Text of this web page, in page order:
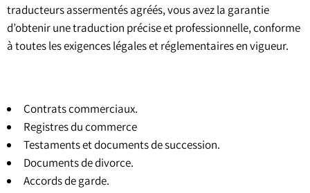
traducteurs assermentés agréés, vous avez la garantie
d’obtenir une traduction précise et professionnelle, conforme
à toutes les exigences légales et réglementaires en vigueur.
Contrats commerciaux.
Registres du commerce
Testaments et documents de succession.
Documents de divorce.
Accords de garde.